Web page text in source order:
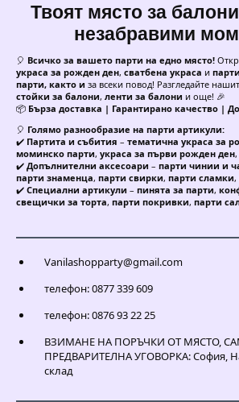
Твоят място за
незабравими
🎈 Всичко за вашето парти на едно място!
украса за рожден ден, сватбена украса и
парти, както и за всеки повод! Разгледайте
стойки за балони, ленти за балони и още! 🎉
📦 Бърза доставка | Гарантирано качество |
🎈 Голямо разнообразие на парти артикули:
✔️ Партита и събития – тематична украса за
моминско парти, украса за първи рожден ден,
✔️ Допълнителни аксесоари – парти чинии и
парти знаменца, парти свирки, парти сламки,
✔️ Специални артикули – пинята за парти,
свещички за торта, парти покривки, парти
Vanilashopparty@gmail.com
телефон: 0877 339 609
телефон: 0876 93 22 25
ВЗИМАНЕ НА ПОРЪЧКИ ОТ МЯСТО,
ПРЕДВАРИТЕЛНА УГОВОРКА: София,
склад